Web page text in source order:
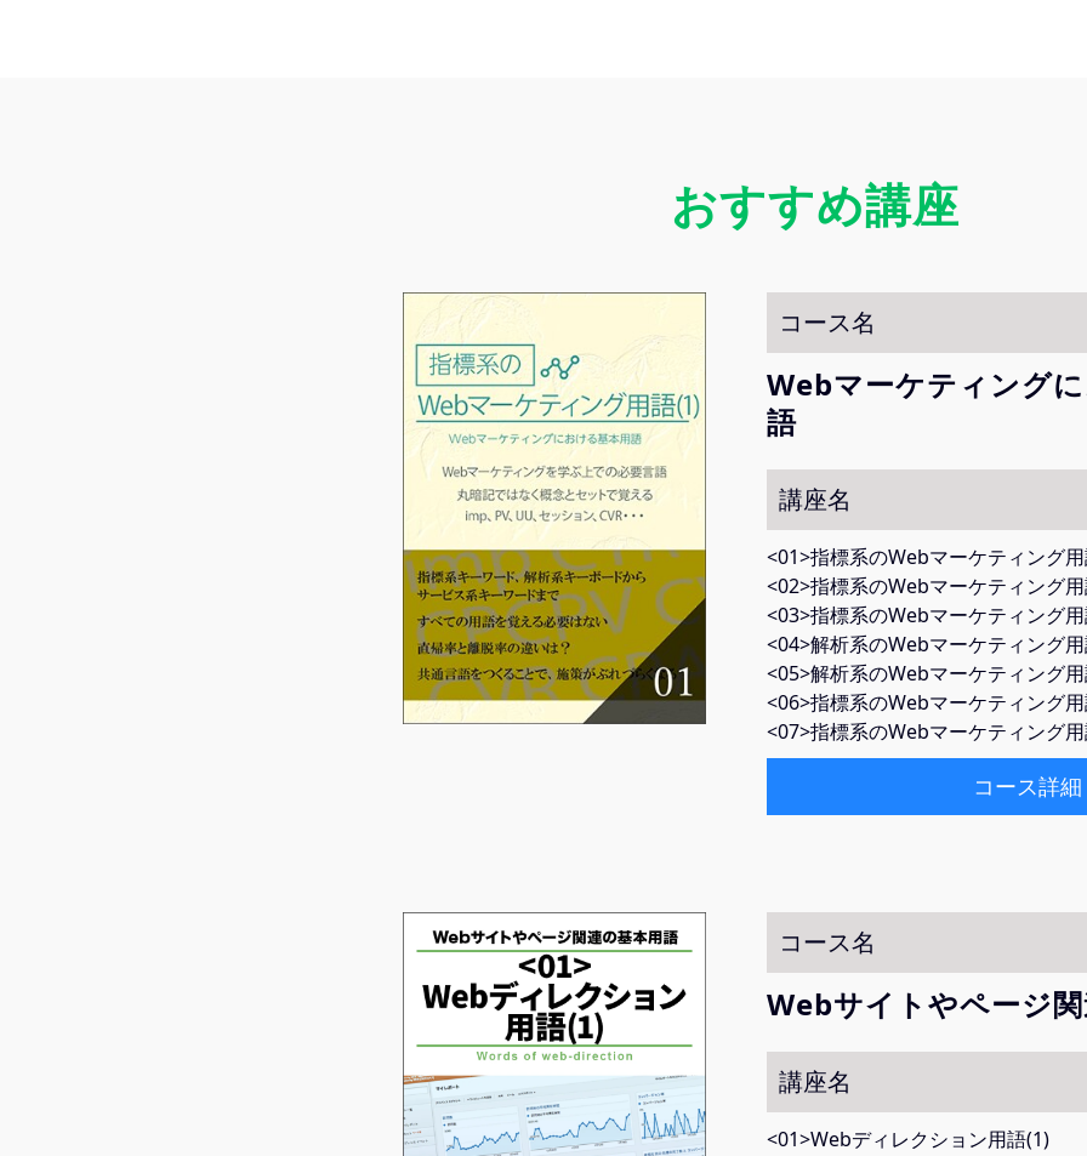
おすすめ講座
コース名
Webマーケティング
語
講座名
<01>指標系のWebマーケティング
<02>指標系のWebマーケティング
<03>指標系のWebマーケティング
<04>解析系のWebマーケティング
<05>解析系のWebマーケティング
<06>指標系のWebマーケティング
<07>指標系のWebマーケティング
コース詳細
コース名
Webサイトやページ
講座名
<01>Webディレクション用語(1)